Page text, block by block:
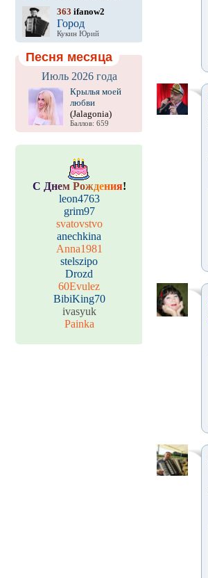
363 ifanow2
Город
Кукин Юрий
Песня месяца
Июль 2026 года
Крылья моей
любви
(Jalagonia)
Баллов: 659
С Днем Рождения!
leon4763
grim97
svatovstvo
anechkina
Anna1981
stelszipo
Drozd
60Evulez
BibiKing70
ivasyuk
Painka